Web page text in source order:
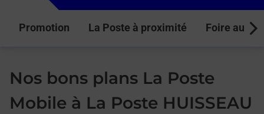
Promotion La Poste à proximité Foire aux
Nos bons plans La Poste
Mobile à La Poste HUISSEAU